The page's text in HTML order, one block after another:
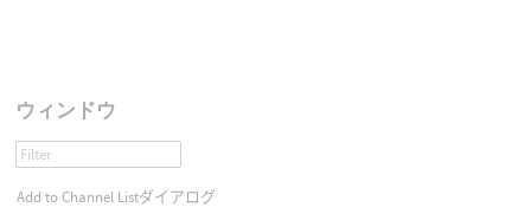
ウィンドウ
Add to Channel Listダイアログ